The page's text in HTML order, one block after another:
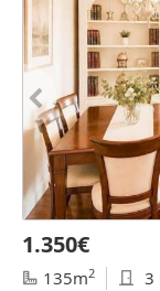
1.350€
135m2 3